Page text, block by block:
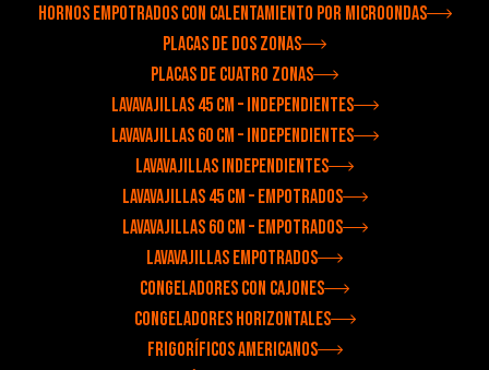
Hornos empotrados con calentamiento por microondas
Placas de dos zonas
Placas de cuatro zonas
Lavavajillas 45 cm – independientes
Lavavajillas 60 cm – independientes
Lavavajillas independientes
Lavavajillas 45 cm – empotrados
Lavavajillas 60 cm – empotrados
Lavavajillas empotrados
Congeladores con cajones
Congeladores horizontales
Frigoríficos americanos